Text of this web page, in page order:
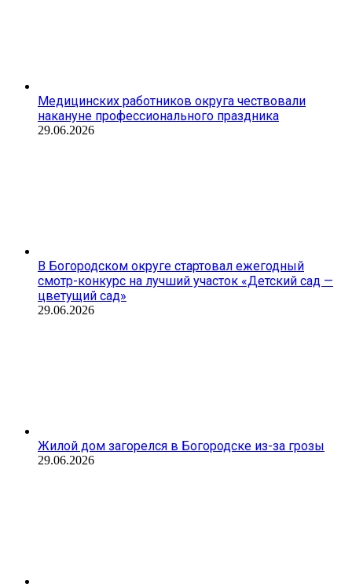
Медицинских работников округа чествовали
накануне профессионального праздника
29.06.2026
В Богородском округе стартовал ежегодный
смотр-конкурс на лучший участок «Детский сад —
цветущий сад»
29.06.2026
Жилой дом загорелся в Богородске из-за грозы
29.06.2026